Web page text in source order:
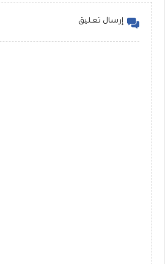
إرسال تعليق